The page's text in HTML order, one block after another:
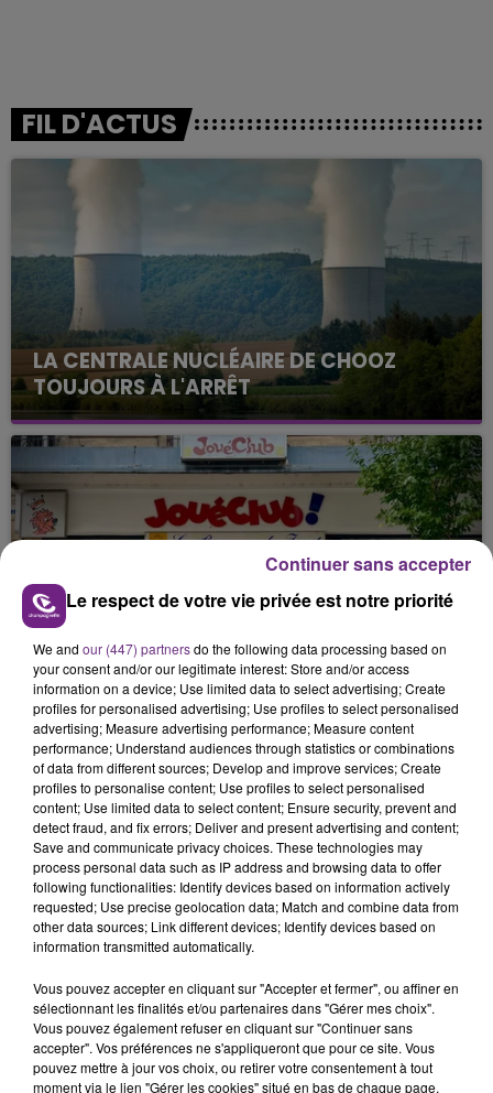
FIL D'ACTUS
LA CENTRALE NUCLÉAIRE DE CHOOZ
TOUJOURS À L'ARRÊT
Cela fait déjà une semaine que la centrale
nucléaire ardennaise est à l'arrêt. Une situation
justifiée par la sécheresse intense qui est toujours
présente.
LE MAGASIN JOUÉCLUB DE REIMS FERME
SES PORTES
C'était l'une des institutions du centre-ville
rémois. Le magasin JouéClub est contraint de
fermer ses portes.
TITRES DIFFUSÉS
8h23
8h23
JULIEN LIEB
Dis-Moi Ou
8h20
8h20
DJO
End Of Beginning
Le respect de votre vie privée est notre priorité
We and our (447) partnersdo the following data processing based on
your consent and/or our legitimate interest: Store and/or access
information on a device; Use limited data to select advertising; Create
profiles for personalised advertising; Use profiles to select personalised
advertising; Measure advertising performance; Measure content
performance; Understand audiences through statistics or combinations
of data from different sources; Develop and improve services; Create
profiles to personalise content; Use profiles to select personalised
content; Use limited data to select content; Ensure security, prevent and
detect fraud, and fix errors; Deliver and present advertising and content;
Save and communicate privacy choices. These technologies may
process personal data such as IP address and browsing data to offer
following functionalities: Identify devices based on information actively
requested; Use precise geolocation data; Match and combine data from
other data sources; Link different devices; Identify devices based on
information transmitted automatically.
Vous pouvez accepter en cliquant sur "Accepter et fermer", ou affiner en
sélectionnant les finalités et/ou partenaires dans "Gérer mes choix".
Vous pouvez également refuser en cliquant sur "Continuer sans
accepter". Vos préférences ne s'appliqueront que pour ce site. Vous
pouvez mettre à jour vos choix, ou retirer votre consentement à tout
moment via le lien "Gérer les cookies" situé en bas de chaque page.
Continuer sans accepter